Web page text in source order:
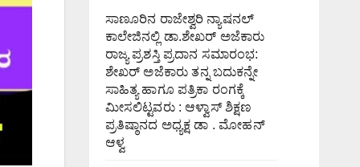
ಉರುಳಾಗುತ್ತಾ ಪ್ರಕರಣ?
ಸಾಣೂರಿನ ರಾಜೇಶ್ವರಿ ನ್ಯಾಷನಲ್
ಕಾಲೇಜಿನಲ್ಲಿ ಡಾ.ಶೇಖರ್ ಅಜೆಕಾರು
ರಾಜ್ಯ ಪ್ರಶಸ್ತಿ ಪ್ರದಾನ ಸಮಾರಂಭ:
ಶೇಖರ್ ಅಜೆಕಾರು ತನ್ನ ಬದುಕನ್ನೇ
ಸಾಹಿತ್ಯ ಹಾಗೂ ಪತ್ರಿಕಾ ರಂಗಕ್ಕೆ
ಮೀಸಲಿಟ್ಟವರು : ಆಳ್ವಾಸ್ ಶಿಕ್ಷಣ
ಪ್ರತಿಷ್ಠಾನದ ಅಧ್ಯಕ್ಷ ಡಾ . ಮೋಹನ್
ಆಳ್ವ